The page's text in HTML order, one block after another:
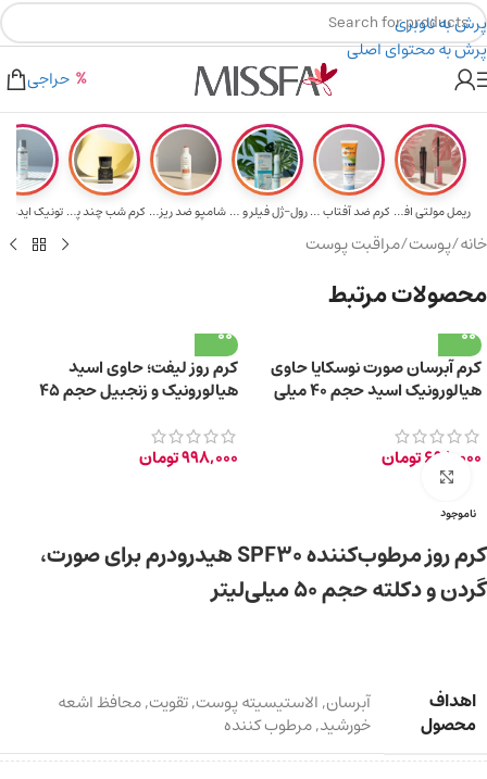
پرش به ناوبری
پرش به محتوای اصلی
۲٪ تخفیف روی سبد خرید برای روش کارت به کارت
هدیه برای خرید های بالای ۵ میلیون تومن
حراجی
ریمل مولتی افکت... کرم ضد آفتاب حا... رول-ژل فیلر و م... شامپو ضد ریزش و... کرم شب چند پپتی... تونیک ایده
خانه/پوست/مراقبت پوست
محصولات مرتبط
کرم آبرسان صورت نوسکایا حاوی
هیالورونیک اسید حجم 40 میلی
698,000تومان
کرم روز لیفت؛ حاوی اسید
هیالورونیک و زنجبیل حجم 45
998,000تومان
ناموجود
برای بزرگ‌نمایی کلیک کنید
کرم روز مرطوب‌کننده SPF30 هیدرودرم برای صورت،
گردن و دکلته حجم 50 میلی‌لیتر
اهداف
محصول
آبرسان,الاستیسیته پوست,تقویت,محافظ اشعه
خورشید,مرطوب کننده